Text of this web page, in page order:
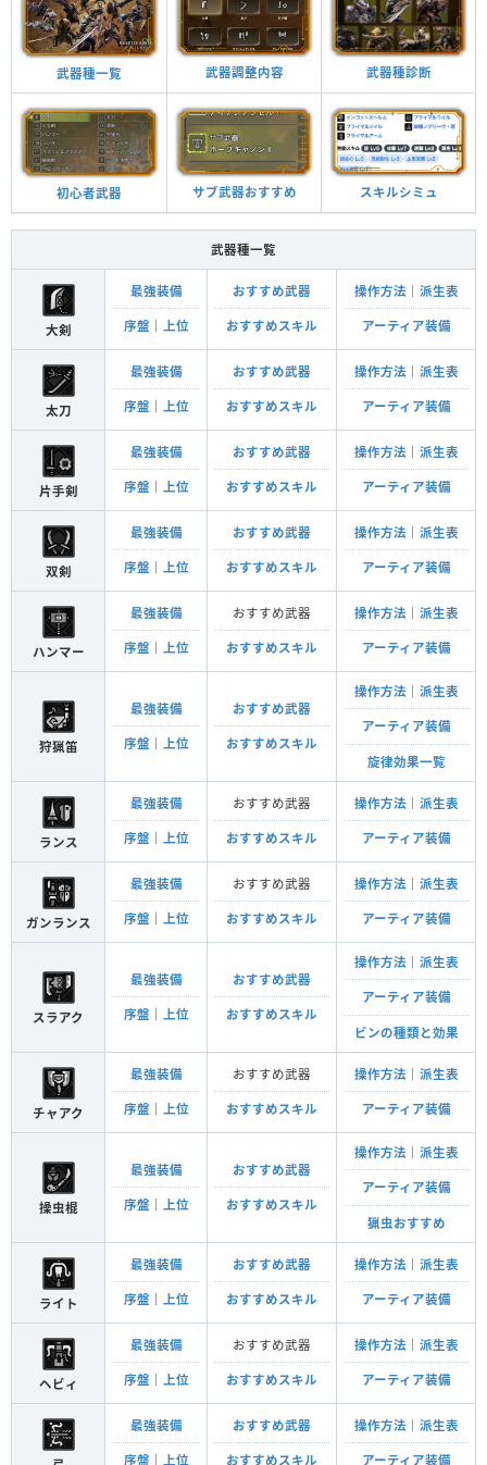
武器種一覧 武器調整内容 武器種診断
初心者武器 サブ武器おすすめ スキルシミュ
武器種一覧
大剣
最強装備
序盤 上位
おすすめ武器
おすすめスキル
操作方法 ｜ 派生表
アーティア装備
太刀
最強装備
序盤 上位
おすすめ武器
おすすめスキル
操作方法 ｜ 派生表
アーティア装備
片手剣
最強装備
序盤 上位
おすすめ武器
おすすめスキル
操作方法 ｜ 派生表
アーティア装備
双剣
最強装備
序盤 上位
おすすめ武器
おすすめスキル
操作方法 ｜ 派生表
アーティア装備
ハンマー
最強装備
序盤 上位
おすすめ武器
おすすめスキル
操作方法 ｜ 派生表
アーティア装備
狩猟笛
最強装備
序盤 上位
おすすめ武器
おすすめスキル
操作方法 ｜ 派生表
アーティア装備
旋律効果一覧
ランス
最強装備
序盤 上位
おすすめ武器
おすすめスキル
操作方法 ｜ 派生表
アーティア装備
ガンランス
最強装備
序盤 上位
おすすめ武器
おすすめスキル
操作方法 ｜ 派生表
アーティア装備
スラアク
最強装備
序盤 上位
おすすめ武器
おすすめスキル
操作方法 ｜ 派生表
アーティア装備
ビンの種類と効果
チャアク
最強装備
序盤 上位
おすすめ武器
おすすめスキル
操作方法 ｜ 派生表
アーティア装備
操虫棍
最強装備
序盤 上位
おすすめ武器
おすすめスキル
操作方法 ｜ 派生表
アーティア装備
猟虫おすすめ
ライト
最強装備
序盤 上位
おすすめ武器
おすすめスキル
操作方法 ｜ 派生表
アーティア装備
ヘビィ
最強装備
序盤 上位
おすすめ武器
おすすめスキル
操作方法 ｜ 派生表
アーティア装備
最強装備
序盤 上位
おすすめ武器
おすすめスキル
操作方法 ｜ 派生表
アーティア装備